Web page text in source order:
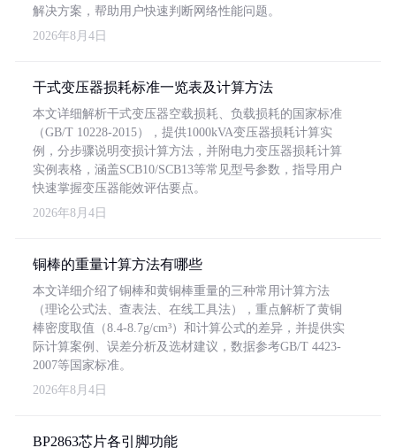
解决方案，帮助用户快速判断网络性能问题。
2026年8月4日
干式变压器损耗标准一览表及计算方法
本文详细解析干式变压器空载损耗、负载损耗的国家标准
（GB/T 10228-2015），提供1000kVA变压器损耗计算实
例，分步骤说明变损计算方法，并附电力变压器损耗计算
实例表格，涵盖SCB10/SCB13等常见型号参数，指导用户
快速掌握变压器能效评估要点。
2026年8月4日
铜棒的重量计算方法有哪些
本文详细介绍了铜棒和黄铜棒重量的三种常用计算方法
（理论公式法、查表法、在线工具法），重点解析了黄铜
棒密度取值（8.4-8.7g/cm³）和计算公式的差异，并提供实
际计算案例、误差分析及选材建议，数据参考GB/T 4423-
2007等国家标准。
2026年8月4日
BP2863芯片各引脚功能